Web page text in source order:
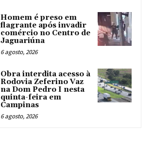
Homem é preso em
flagrante após invadir
comércio no Centro de
Jaguariúna
6 agosto, 2026
Obra interdita acesso à
Rodovia Zeferino Vaz
na Dom Pedro I nesta
quinta-feira em
Campinas
6 agosto, 2026